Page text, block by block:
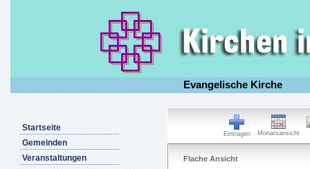
Evangelische Kirche
Startseite
Gemeinden
Veranstaltungen
Eintragen Monatsansicht
Flache Ansicht